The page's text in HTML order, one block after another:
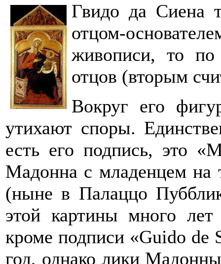
Гвидо да Сиена
отцом-
живописи, то
отцов (вторым
Вокруг его
утихают споры.
есть его подпись, это
Мадонна с младенцем на
(ныне в Палаццо
этой картины много
кроме подписи «Guido de
год, однако лики